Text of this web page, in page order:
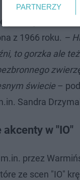
-
z 1966 roku. –
to gorzka ale
świecie –
Sandra
w "IO"
przez
ze scen "IO"
PARTNERZY